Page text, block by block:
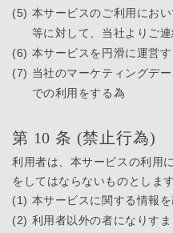
(5) 本サービスのご利用にお
等に対して、当社よりご
(6) 本サービスを円滑に運営
(7) 当社のマーケティングデ
での利用をする為
第 10 条 (禁止行為)
利用者は、本サービスの利用
をしてはならないものとします
(1) 本サービスに関する情報
(2) 利用者以外の者になりす